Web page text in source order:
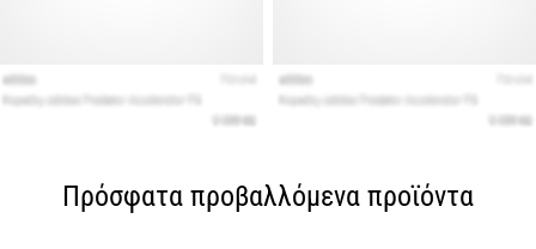
Πρόσφατα προβαλλόμενα προϊόντα